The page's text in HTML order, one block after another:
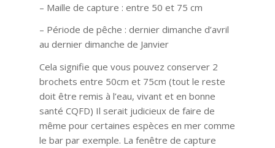
– Maille de capture : entre 50 et 75 cm
– Période de pêche : dernier dimanche d’avril
au dernier dimanche de Janvier
Cela signifie que vous pouvez conserver 2
brochets entre 50cm et 75cm (tout le reste
doit être remis à l’eau, vivant et en bonne
santé CQFD) Il serait judicieux de faire de
même pour certaines espèces en mer comme
le bar par exemple. La fenêtre de capture